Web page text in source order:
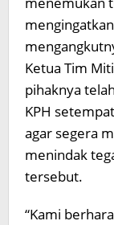
Ketua Tim
pihaknya
KPH
agar segera
menindak
tersebut.
“Kami